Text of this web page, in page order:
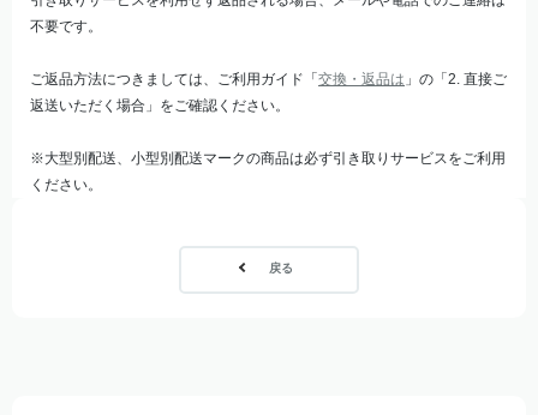
不要です。
ご返品方法につきましては、ご利用ガイド「 交換・返品は 」の「2. 直接ご
返送いただく場合」をご確認ください。
※大型別配送、小型別配送マークの商品は必ず引き取りサービスをご利用
ください。
戻る